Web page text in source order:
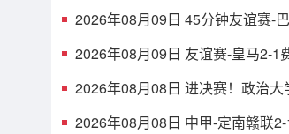
杀
2026年08月09日 45分钟友谊赛-
一次中柱
2026年08月09日 友谊赛-皇马2-1
韦德助攻
2026年08月08日 进决赛！政治大
22+15+7
2026年08月08日 中甲-定南赣联